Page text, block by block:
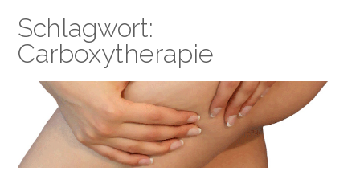
Schlagwort:
Carboxytherapie